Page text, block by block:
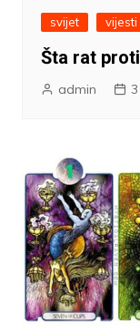
svijet vijesti
Šta rat
admin